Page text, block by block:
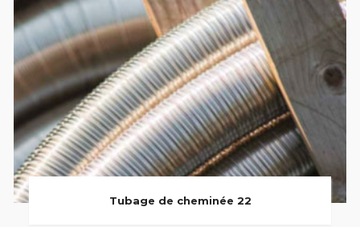
Tubage de cheminée 22